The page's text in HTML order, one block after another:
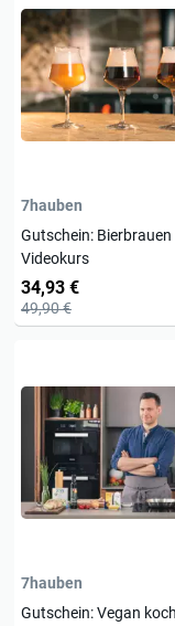
7hauben
Gutschein: Bierbrauen
Videokurs
34,93 €
49,90 €
7hauben
Gutschein: Vegan